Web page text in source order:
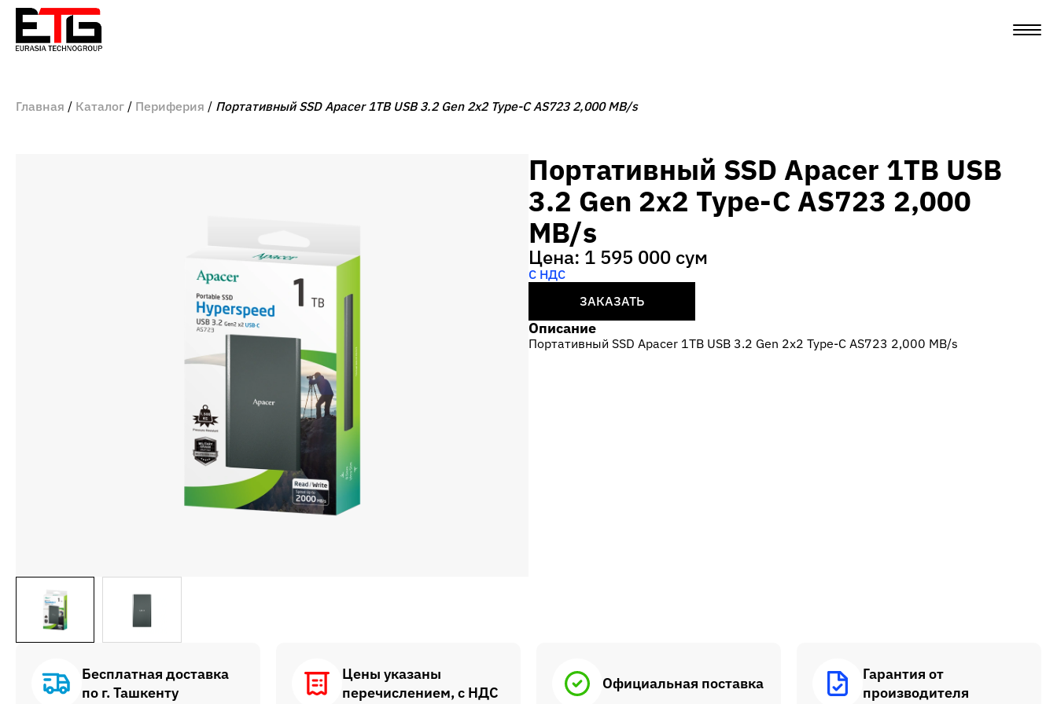
Главная Каталог Периферия Портативный SSD Apacer 1TB USB 3.2 Gen 2x2 Type-C AS723 2,000 MB/s
Портативный SSD Apacer 1TB USB
3.2 Gen 2x2 Type-C AS723 2,000
MB/s
Цена: 1 595 000 сум
С НДС
ЗАКАЗАТЬ
Описание
Портативный SSD Apacer 1TB USB 3.2 Gen 2x2 Type-C AS723 2,000 MB/s
Бесплатная доставка
по г. Ташкенту
Цены указаны
перечислением, с НДС
Официальная поставка
Гарантия от
производителя